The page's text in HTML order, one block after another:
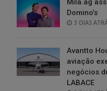
Milà.ag
Domino’s
POSTED
3 DIAS
Avantto
aviação
negócios
LABACE